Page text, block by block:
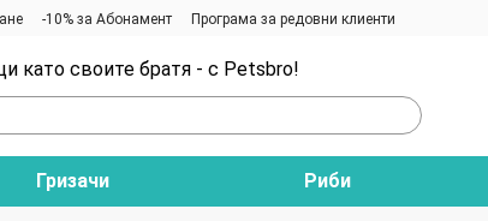
-10% за Абонамент
Програма за редовни клиенти
като своите братя - с Petsbro!
Гризачи Риби